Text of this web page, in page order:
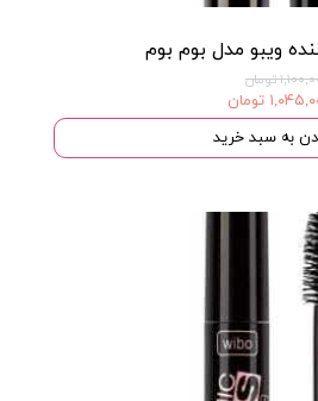
ویبو مدل بوم بوم
تومان
تومان
به سبد خرید